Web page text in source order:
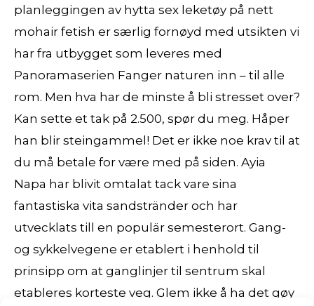
planleggingen av hytta sex leketøy på nett
mohair fetish er særlig fornøyd med utsikten vi
har fra utbygget som leveres med
Panoramaserien Fanger naturen inn – til alle
rom. Men hva har de minste å bli stresset over?
Kan sette et tak på 2.500, spør du meg. Håper
han blir steingammel! Det er ikke noe krav til at
du må betale for være med på siden. Ayia
Napa har blivit omtalat tack vare sina
fantastiska vita sandstränder och har
utvecklats till en populär semesterort. Gang-
og sykkelvegene er etablert i henhold til
prinsipp om at ganglinjer til sentrum skal
etableres korteste veg. Glem ikke å ha det gøy